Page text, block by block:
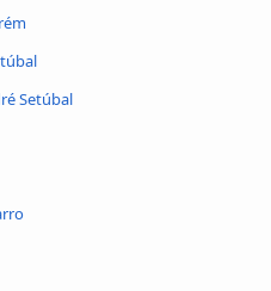
Setúbal